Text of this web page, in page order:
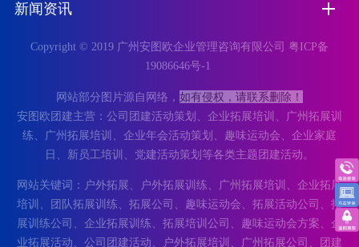
新闻资讯
Copyright © 2019 广州安图欧企业管理咨询有限公司 粤ICP备
19086646号-1
网站部分图片源自网络， 如有侵权，请联系删除！
安图欧团建主营：公司团建活动策划、企业拓展培训、广州拓展训
练、广州拓展培训、企业年会活动策划、趣味运动会、企业家庭
日、新员工培训、党建活动策划等各类主题团建活动。
网站关键词：户外拓展、户外拓展训练、广州拓展培训、企业拓展
培训、团队拓展训练、拓展公司、趣味运动会、拓展活动公司、拓
展训练公司、企业拓展训练、拓展培训公司、趣味运动会方案、企
业拓展活动、公司团建活动、户外拓展培训、广州拓展公司、团建